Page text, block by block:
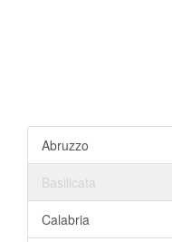
Abruzzo
Basilicata
Calabria